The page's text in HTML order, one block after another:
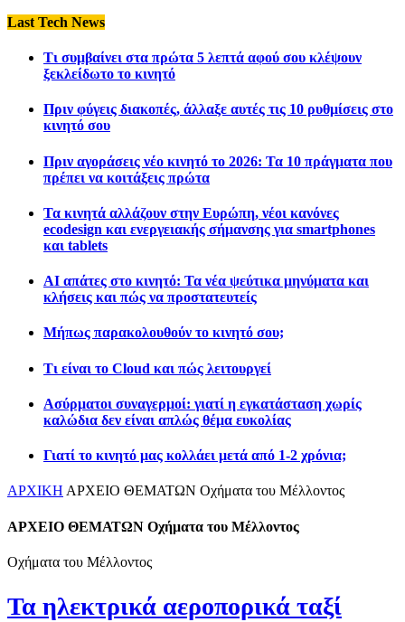
Last Tech News
Τι συμβαίνει στα πρώτα 5 λεπτά αφού σου κλέψουν
ξεκλείδωτο το κινητό
Πριν φύγεις διακοπές, άλλαξε αυτές τις 10 ρυθμίσεις στο
κινητό σου
Πριν αγοράσεις νέο κινητό το 2026: Τα 10 πράγματα που
πρέπει να κοιτάξεις πρώτα
Τα κινητά αλλάζουν στην Ευρώπη, νέοι κανόνες
ecodesign και ενεργειακής σήμανσης για smartphones
και tablets
AI απάτες στο κινητό: Τα νέα ψεύτικα μηνύματα και
κλήσεις και πώς να προστατευτείς
Μήπως παρακολουθούν το κινητό σου;
Τι είναι το Cloud και πώς λειτουργεί
Ασύρματοι συναγερμοί: γιατί η εγκατάσταση χωρίς
καλώδια δεν είναι απλώς θέμα ευκολίας
Γιατί το κινητό μας κολλάει μετά από 1-2 χρόνια;
ΑΡΧΙΚΗ ΑΡΧΕΙΟ ΘΕΜΑΤΩΝ Οχήματα του Μέλλοντος
ΑΡΧΕΙΟ ΘΕΜΑΤΩΝ Οχήματα του Μέλλοντος
Οχήματα του Μέλλοντος
Τα ηλεκτρικά αεροπορικά ταξί